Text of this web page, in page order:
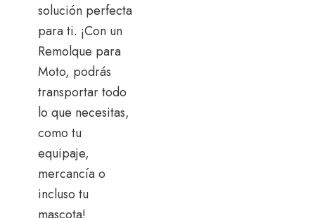
solución perfecta
para ti. ¡Con un
Remolque para
Moto, podrás
transportar todo
lo que necesitas,
como tu
equipaje,
mercancía o
incluso tu